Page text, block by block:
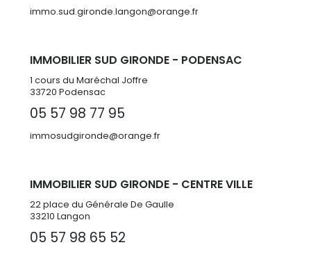
immo.sud.gironde.langon@orange.fr
IMMOBILIER SUD GIRONDE - PODENSAC
1 cours du Maréchal Joffre
33720 Podensac
05 57 98 77 95
immosudgironde@orange.fr
IMMOBILIER SUD GIRONDE - CENTRE VILLE
22 place du Générale De Gaulle
33210 Langon
05 57 98 65 52